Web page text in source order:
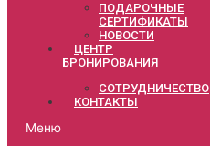
ПОДАРОЧНЫЕ
СЕРТИФИКАТЫ
НОВОСТИ
ЦЕНТР
БРОНИРОВАНИЯ
СОТРУДНИЧЕСТВО
КОНТАКТЫ
Меню